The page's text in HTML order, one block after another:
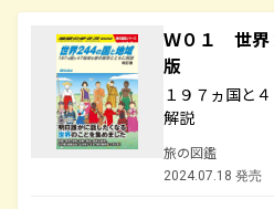
Ｗ０１ 世界
版
１９７ヵ国と
解説
旅の図鑑
2024.07.18 発売